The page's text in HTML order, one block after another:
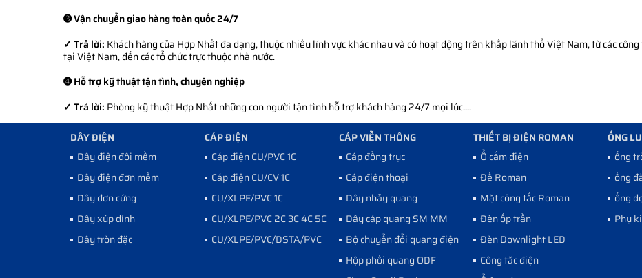
➌ Vận chuyển giao hàng toàn quốc 24/7
✓ Trả lời: Khách hàng của Hợp Nhất đa dạng, thuộc nhiều lĩnh vực khác nhau và có hoạt động trên khắp lãnh thổ Việt Nam, từ các
tại Việt Nam, đến các tổ chức trực thuộc nhà nước.
➍ Hỗ trợ kỹ thuật tận tình, chuyên nghiệp
✓ Trả lời: Phòng kỹ thuật Hợp Nhất những con người tận tình hỗ trợ khách hàng 24/7 mọi lúc....
DÂY ĐIỆN
Dây điện đôi mềm
Dây điện đơn mềm
Dây đơn cứng
Dây xúp dính
Dây tròn đặc
CÁP ĐIỆN
Cáp điện CU/PVC 1C
Cáp điện CU/CV 1C
CU/XLPE/PVC 1C
CU/XLPE/PVC 2C 3C 4C 5C
CU/XLPE/PVC/DSTA/PVC
CÁP VIỄN THÔNG
Cáp đồng trục
Cáp điện thoại
Dây nhảy quang
Dây cáp quang SM MM
Bộ chuyển đổi quang điện
Hộp phối quang ODF
THIẾT BỊ ĐIỆN ROMAN
Ổ cắm điện
Đế Roman
Mặt công tắc Roman
Đèn ốp trần
Đèn Downlight LED
Công tăc điện
ỐNG
ống
ống
ống
Phụ